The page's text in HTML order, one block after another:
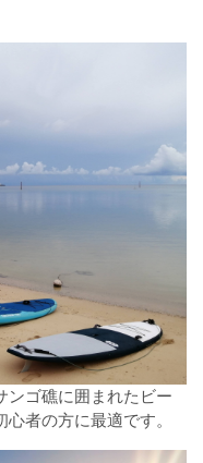
ンゴ礁に囲まれたビー
者の方に最適です。